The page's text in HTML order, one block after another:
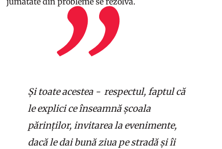
Și toate acestea - respectul, faptul că
le explici ce înseamnă școala
părinților, invitarea la evenimente,
dacă le dai bună ziua pe stradă și îi